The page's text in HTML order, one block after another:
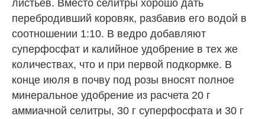
листьев. Вместо селитры хорошо дать
перебродивший коровяк, разбавив его водой в
соотношении 1:10. В ведро добавляют
суперфосфат и калийное удобрение в тех же
количествах, что и при первой подкормке. В
конце июля в почву под розы вносят полное
минеральное удобрение из расчета 20 г
аммиачной селитры, 30 г суперфосфата и 30 г